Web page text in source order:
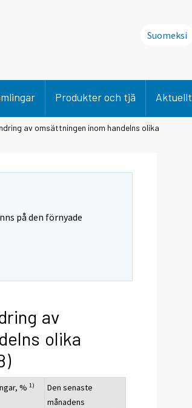
Suomeksi
Produkter och tjä Aktuellt
av omsättningen inom handelns olika
på den förnyade
av
olika
%1)
Den senaste
månadens